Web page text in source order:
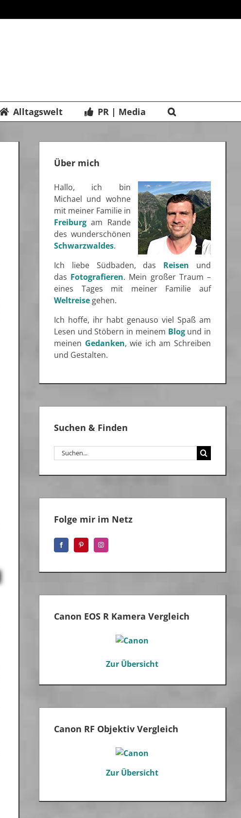
Alltagswelt PR | Media
Über mich
Hallo, ich bin
Michael und wohne
mit meiner Familie in
Freiburgam Rande
des wunderschönen
Schwarzwaldes.
Ich liebe Südbaden, das Reisen und
das Fotografieren. Mein großer Traum –
eines Tages mit meiner Familie auf
Weltreisegehen.
Ich hoffe, ihr habt genauso viel Spaß am
Lesen und Stöbern in meinem Blog und in
meinen Gedanken, wie ich am Schreiben
und Gestalten.
Suchen & Finden
Suche
nach:
Folge mir im Netz
Canon EOS R Kamera Vergleich
Zur Übersicht
Canon RF Objektiv Vergleich
Zur Übersicht